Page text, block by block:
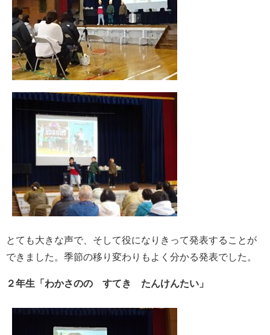
とても大きな声で、そして役になりきって発表することが
できました。季節の移り変わりもよく分かる発表でした。
２年生「わかさのの すてき たんけんたい」